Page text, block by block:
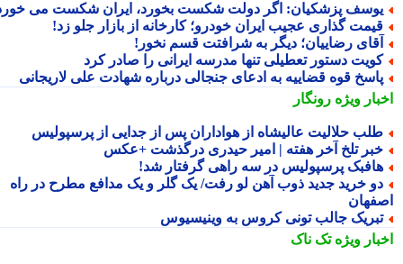
پزشکیان: اگر دولت شکست بخورد، ایران شکست می خورد
گذاری عجیب ایران خودرو؛ کارخانه از بازار جلو زد!
رضاییان؛ دیگر به شرافتت قسم نخور!
دستور تعطیلی تنها مدرسه ایرانی را صادر کرد
قوه قضاییه به ادعای جنجالی درباره شهادت علی لاریجانی
ویژهرونگار
حلالیت عالیشاه از هواداران پس از جدایی از پرسپولیس
تلخ آخر هفته | امیر حیدری درگذشت +عکس
پرسپولیس در سه راهی گرفتار شد!
خرید جدید ذوب آهن لو رفت/ یک گلر و یک مدافع مطرح در راه
جالب تونی کروس به وینیسیوس
ویژهتک ناک